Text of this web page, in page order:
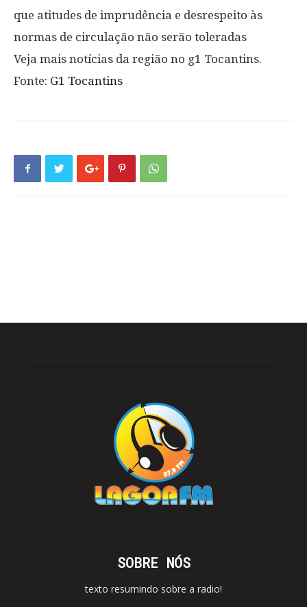
que atitudes de imprudência e desrespeito às
normas de circulação não serão toleradas
Veja mais notícias da região no g1 Tocantins.
Fonte: G1 Tocantins
SOBRE NÓS
texto resumindo sobre a radio!